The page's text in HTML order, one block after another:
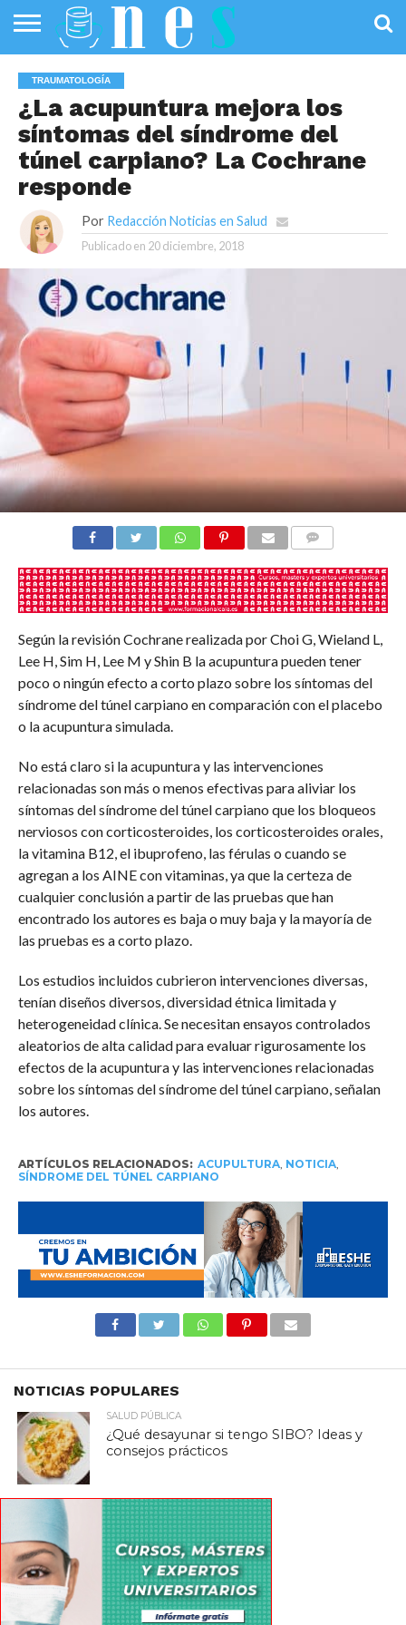
PÚBLICA
SANIDAD
INVESTIGACIÓN
ENTREVISTAS
PROFESIONALES
DE LA SALUD
INFOGRAFÍAS
DE SALUD
OPINIÓN
TRAUMATOLOGÍA
¿La acupuntura mejora los
síntomas del síndrome del
túnel carpiano? La Cochrane
responde
Por Redacción Noticias en Salud
Publicado en 20 diciembre, 2018
Según la revisión Cochrane realizada por Choi G, Wieland L,
Lee H, Sim H, Lee M y Shin B la acupuntura pueden tener
poco o ningún efecto a corto plazo sobre los síntomas del
síndrome del túnel carpiano en comparación con el placebo
o la acupuntura simulada.
No está claro si la acupuntura y las intervenciones
relacionadas son más o menos efectivas para aliviar los
síntomas del síndrome del túnel carpiano que los bloqueos
nerviosos con corticosteroides, los corticosteroides orales,
la vitamina B12, el ibuprofeno, las férulas o cuando se
agregan a los AINE con vitaminas, ya que la certeza de
cualquier conclusión a partir de las pruebas que han
encontrado los autores es baja o muy baja y la mayoría de
las pruebas es a corto plazo.
Los estudios incluidos cubrieron intervenciones diversas,
tenían diseños diversos, diversidad étnica limitada y
heterogeneidad clínica. Se necesitan ensayos controlados
aleatorios de alta calidad para evaluar rigurosamente los
efectos de la acupuntura y las intervenciones relacionadas
sobre los síntomas del síndrome del túnel carpiano, señalan
los autores.
ARTÍCULOS RELACIONADOS: ACUPULTURA, NOTICIA,
SÍNDROME DEL TÚNEL CARPIANO
NOTICIAS POPULARES
SALUD PÚBLICA
¿Qué desayunar si tengo SIBO? Ideas y
consejos prácticos